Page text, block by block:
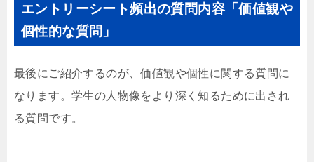
エントリーシート頻出の質問内容「価値観や
個性的な質問」
最後にご紹介するのが、価値観や個性に関する質問に
なります。学生の人物像をより深く知るために出され
る質問です。